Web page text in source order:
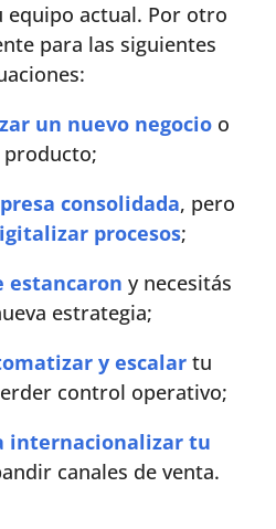
equipo actual. Por otro
para las siguientes
un nuevo negocioo
producto;
consolidada, pero
procesos;
estancaron y necesitás
estrategia;
y escalartu
control operativo;
internacionalizar tu
canales de venta.